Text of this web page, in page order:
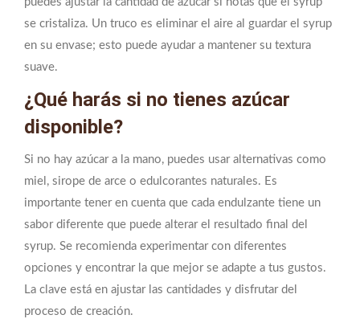
se cristaliza. Un truco es eliminar el aire al guardar el syrup
en su envase; esto puede ayudar a mantener su textura
suave.
¿Qué harás si no tienes azúcar
disponible?
Si no hay azúcar a la mano, puedes usar alternativas como
miel, sirope de arce o edulcorantes naturales. Es
importante tener en cuenta que cada endulzante tiene un
sabor diferente que puede alterar el resultado final del
syrup. Se recomienda experimentar con diferentes
opciones y encontrar la que mejor se adapte a tus gustos.
La clave está en ajustar las cantidades y disfrutar del
proceso de creación.